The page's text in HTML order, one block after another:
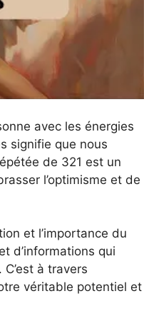
avec les énergies
signifie que nous
de 321 est un
l’optimisme et de
et l’importance du
d’informations qui
à travers
véritable potentiel et